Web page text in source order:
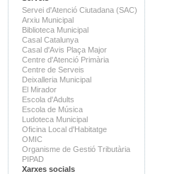
Servei d'Atenció Ciutadana (SAC)
Arxiu Municipal
Biblioteca Municipal
Casal Catalunya
Casal d'Avis Plaça Major
Centre d'Atenció Primària
Centre de Serveis
Deixalleria Municipal
El Mirador
Escola d'Adults
Escola de Música
Ludoteca Municipal
Oficina Local d'Habitatge
OMIC
Organisme de Gestió Tributària
PIPAD
Xarxes socials